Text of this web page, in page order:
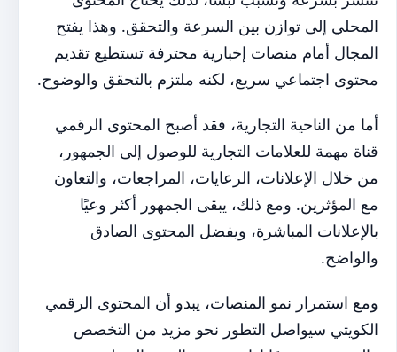
المحلي إلى توازن بين السرعة والتحقق. وهذا يفتح
المجال أمام منصات إخبارية محترفة تستطيع تقديم
محتوى اجتماعي سريع، لكنه ملتزم بالتحقق والوضوح.
أما من الناحية التجارية، فقد أصبح المحتوى الرقمي
قناة مهمة للعلامات التجارية للوصول إلى الجمهور،
من خلال الإعلانات، الرعايات، المراجعات، والتعاون
مع المؤثرين. ومع ذلك، يبقى الجمهور أكثر وعيًا
بالإعلانات المباشرة، ويفضل المحتوى الصادق
والواضح.
ومع استمرار نمو المنصات، يبدو أن المحتوى الرقمي
الكويتي سيواصل التطور نحو مزيد من التخصص